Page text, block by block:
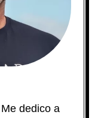
dedico a